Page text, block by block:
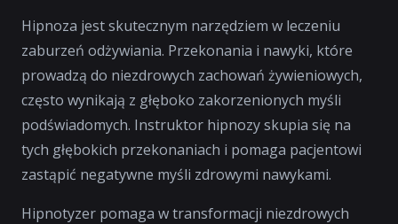
Hipnoza jest skutecznym narzędziem w leczeniu
zaburzeń odżywiania. Przekonania i nawyki, które
prowadzą do niezdrowych zachowań żywieniowych,
często wynikają z głęboko zakorzenionych myśli
podświadomych. Instruktor hipnozy skupia się na
tych głębokich przekonaniach i pomaga pacjentowi
zastąpić negatywne myśli zdrowymi nawykami.
Hipnotyzer pomaga w transformacji niezdrowych